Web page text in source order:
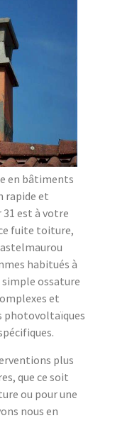
en bâtiments
rapide et
31 est à votre
fuite toiture,
habitués à
ossature
et
photovoltaïques
plus
que ce soit
ou pour une
nous en